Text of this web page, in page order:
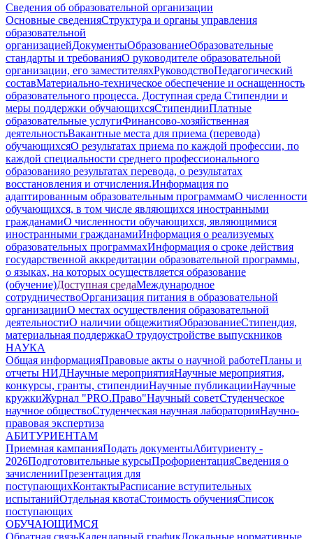
Сведения об образовательной организации
Основные сведенияСтруктура и органы управления
образовательной
организациейДокументыОбразованиеОбразовательные
стандарты и требованияО руководителе образовательной
организации, его заместителяхРуководствоПедагогический
составМатериально-техническое обеспечение и оснащенность
образовательного процесса. Доступная среда Стипендии и
меры поддержки обучающихсяСтипендииПлатные
образовательные услугиФинансово-хозяйственная
деятельностьВакантные места для приема (перевода)
обучающихсяО результатах приема по каждой профессии, по
каждой специальности среднего профессионального
образованияо результатах перевода, о результатах
восстановления и отчисления.Информация по
адаптированным образовательным программамО численности
обучающихся, в том числе являющихся иностранными
гражданамиО численности обучающихся, являющимися
иностранными гражданамиИнформация о реализуемых
образовательных программахИнформация о сроке действия
государственной аккредитации образовательной программы,
о языках, на которых осуществляется образование
(обучение)Доступная средаМеждународное
сотрудничествоОрганизация питания в образовательной
организацииО местах осуществления образовательной
деятельностиО наличии общежитияОбразованиеСтипендия,
материальная поддержкаО трудоустройстве выпускников
НАУКА
Общая информацияПравовые акты о научной работеПланы и
отчеты НИДНаучные мероприятияНаучные мероприятия,
конкурсы, гранты, стипендииНаучные публикацииНаучные
кружкиЖурнал "PRO.Право"Научный советСтуденческое
научное обществоСтуденческая научная лабораторияНаучно-
правовая экспертиза
АБИТУРИЕНТАМ
Приемная кампанияПодать документыАбитуриенту -
2026Подготовительные курсыПрофориентацияСведения о
зачисленииПрезентация для
поступающихКонтактыРасписание вступительных
испытанийОтдельная квотаСтоимость обученияCписок
поступающих
ОБУЧАЮЩИМСЯ
Обратная связьКалендарный графикЛокальные нормативные